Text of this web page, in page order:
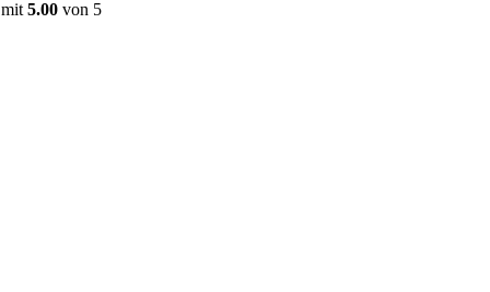
5.00 von 5